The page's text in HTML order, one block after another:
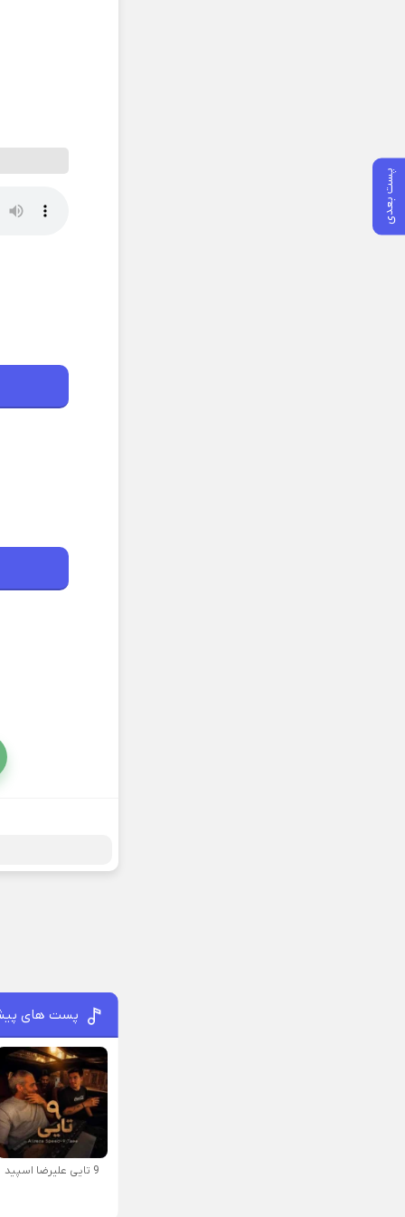
پست بعدی
پست های
9 تایی علیرضا اسپید